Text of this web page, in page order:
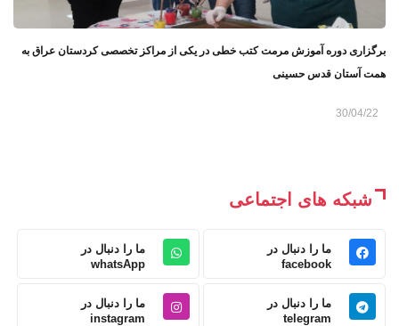
برگزاری دوره آموزش مرمت کتب خطی در یکی از مراکز تخصصی کردستان عراق به
همت آستان قدس حسینی
30/04/22
شبکه های اجتماعی
ما را دنبال در
facebook
ما را دنبال در
whatsApp
ما را دنبال در
telegram
ما را دنبال در
instagram